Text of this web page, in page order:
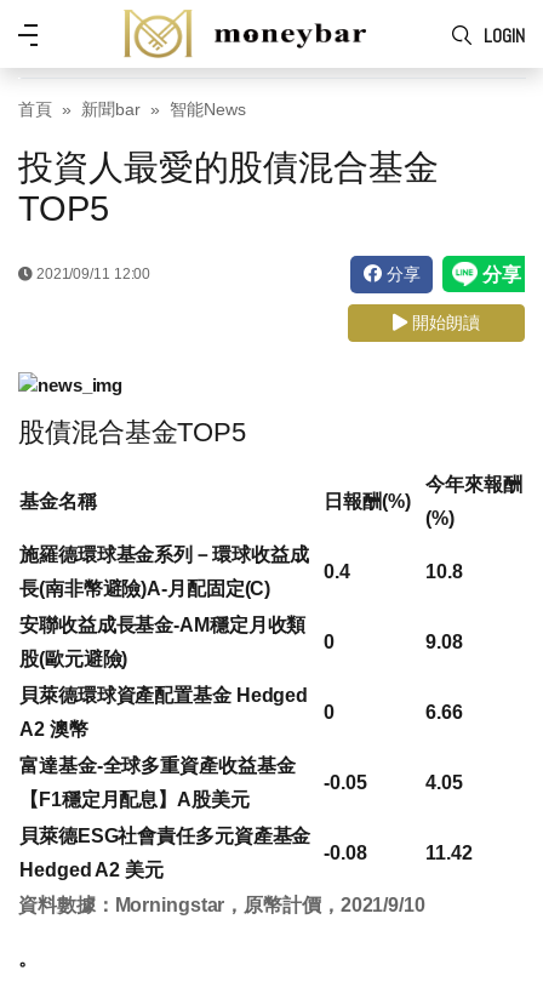
Skip to main content
LOGIN
功
能
表
首頁 新聞bar 智能News
投資人最愛的股債混合基金
TOP5
2021/09/11 12:00 分享
開始朗讀
股債混合基金TOP5
基金名稱 日報酬(%)
今年來報酬
(%)
施羅德環球基金系列－環球收益成
長(南非幣避險)A-月配固定(C)
0.4 10.8
安聯收益成長基金-AM穩定月收類
股(歐元避險)
0 9.08
貝萊德環球資產配置基金 Hedged
A2 澳幣
0 6.66
富達基金-全球多重資產收益基金
【F1穩定月配息】A股美元
-0.05 4.05
貝萊德ESG社會責任多元資產基金
Hedged A2 美元
-0.08 11.42
資料數據：Morningstar，原幣計價，2021/9/10
。